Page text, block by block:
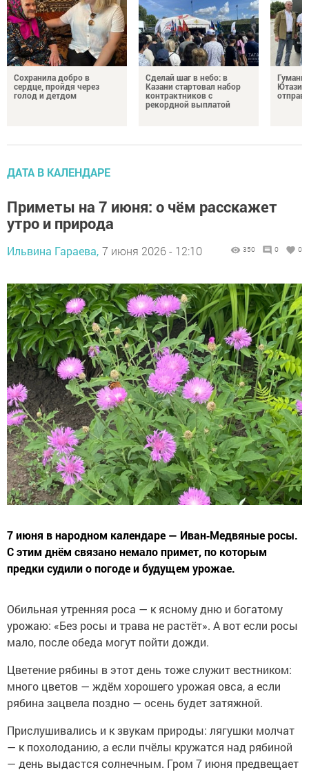
Сохранила добро в
сердце, пройдя через
голод и детдом
Сделай шаг в небо: в
Казани стартовал набор
контрактников с
рекордной выплатой
ДАТА В КАЛЕНДАРЕ
Приметы на 7 июня: о чём расскажет
утро и природа
Ильвина Гараева, 7 июня 2026 - 12:10 350 0 0
7 июня в народном календаре — Иван‑Медвяные росы.
С этим днём связано немало примет, по которым
предки судили о погоде и будущем урожае.
Обильная утренняя роса — к ясному дню и богатому
урожаю: «Без росы и трава не растёт». А вот если росы
мало, после обеда могут пойти дожди.
Цветение рябины в этот день тоже служит вестником:
много цветов — ждём хорошего урожая овса, а если
рябина зацвела поздно — осень будет затяжной.
Прислушивались и к звукам природы: лягушки молчат
— к похолоданию, а если пчёлы кружатся над рябиной
— день выдастся солнечным. Гром 7 июня предвещает